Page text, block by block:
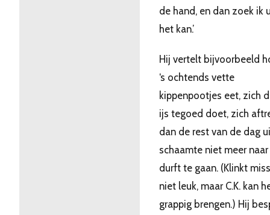
de hand, en dan zoek ik
het kan.’
Hij vertelt bijvoorbeeld
‘s ochtends vette
kippenpootjes eet, zich
ijs tegoed doet, zich
dan de rest van de dag
schaamte niet meer
durft te gaan. (Klinkt
niet leuk, maar C.K. kan
grappig brengen.) Hij